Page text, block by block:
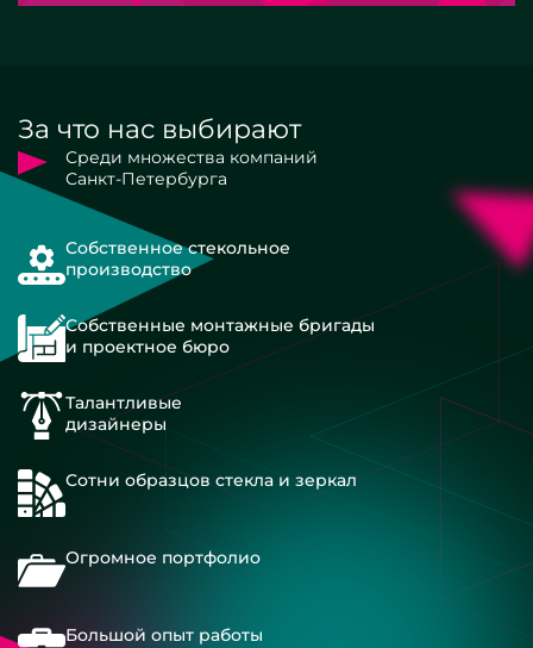
За что нас выбирают
Среди множества компаний
Санкт-Петербурга
Собственное стекольное
производство
Собственные монтажные бригады
и проектное бюро
Талантливые
дизайнеры
Сотни образцов стекла и зеркал
Огромное портфолио
Большой опыт работы